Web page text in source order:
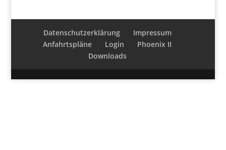
Datenschutzerklärung
Impressum
Anfahrtspläne
Login
Phoenix II
Downloads